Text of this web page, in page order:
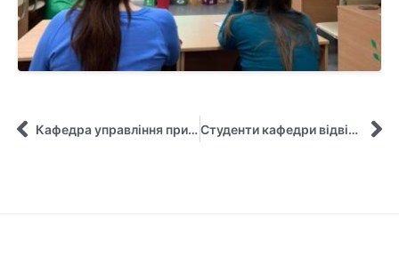
Кафедра управління приймає участь у «Спартакіаді Здоров’я» СумДУ Студенти кафедри відвідали Сумську міську раду